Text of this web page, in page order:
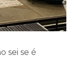
sei se é